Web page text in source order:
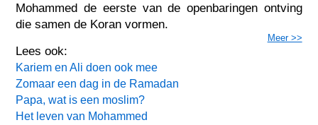
Mohammed de eerste van de openbaringen ontving
die samen de Koran vormen.
Meer >>
Lees ook:
Kariem en Ali doen ook mee
Zomaar een dag in de Ramadan
Papa, wat is een moslim?
Het leven van Mohammed